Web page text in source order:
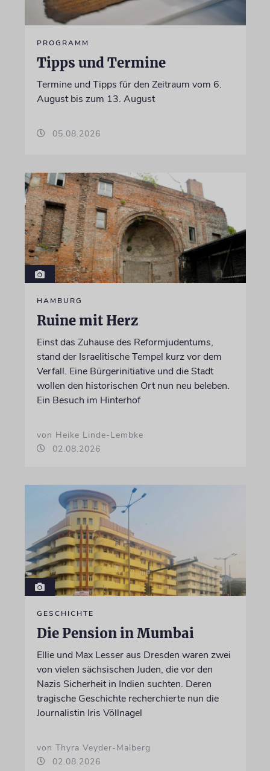
PROGRAMM
Tipps und Termine
Termine und Tipps für den Zeitraum vom 6.
August bis zum 13. August
05.08.2026
HAMBURG
Ruine mit Herz
Einst das Zuhause des Reformjudentums,
stand der Israelitische Tempel kurz vor dem
Verfall. Eine Bürgerinitiative und die Stadt
wollen den historischen Ort nun neu beleben.
Ein Besuch im Hinterhof
von Heike Linde-Lembke
02.08.2026
GESCHICHTE
Die Pension in Mumbai
Ellie und Max Lesser aus Dresden waren zwei
von vielen sächsischen Juden, die vor den
Nazis Sicherheit in Indien suchten. Deren
tragische Geschichte recherchierte nun die
Journalistin Iris Völlnagel
von Thyra Veyder-Malberg
02.08.2026